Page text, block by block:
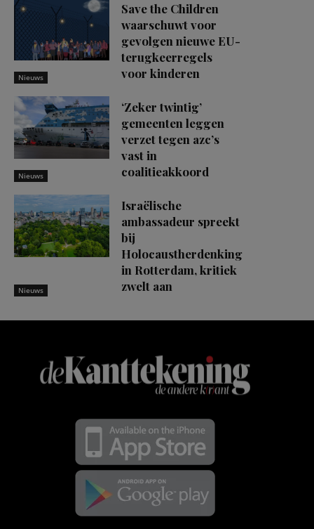
Nieuws
Save the Children
waarschuwt voor
gevolgen nieuwe EU-
terugkeerregels
voor kinderen
Nieuws
‘Zeker twintig’
gemeenten leggen
verzet tegen azc’s
vast in
coalitieakkoord
Nieuws
Israëlische
ambassadeur spreekt
bij
Holocaustherdenking
in Rotterdam, kritiek
zwelt aan